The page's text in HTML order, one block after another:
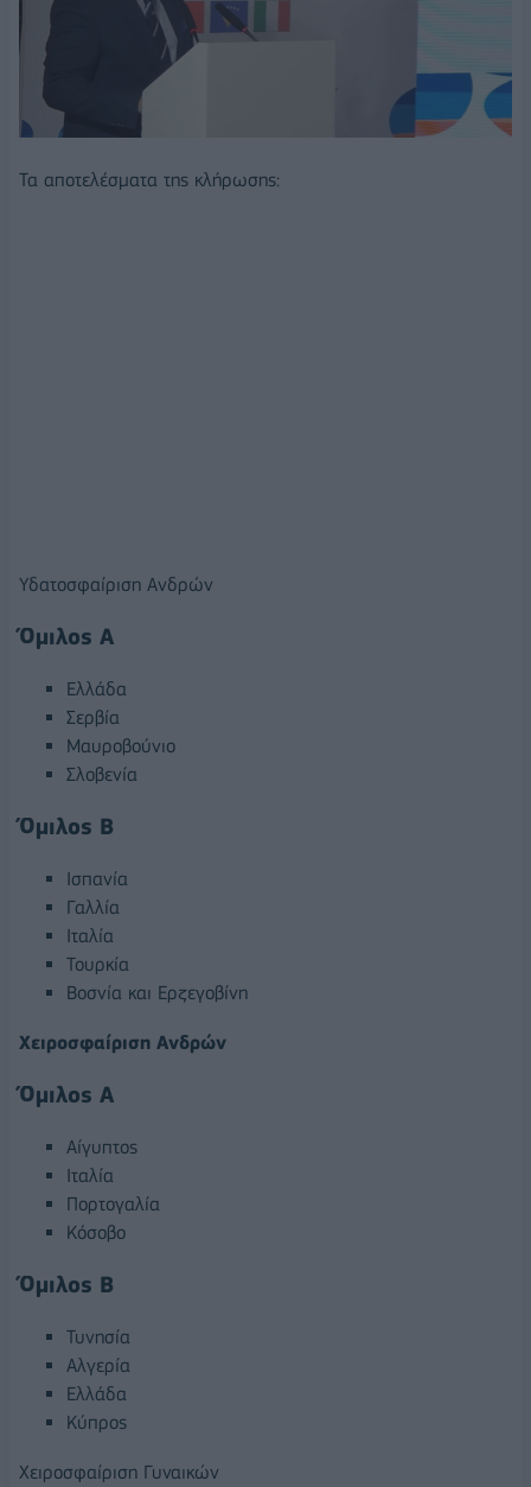
Τα αποτελέσματα της κλήρωσης:
Υδατοσφαίριση Ανδρών
Όμιλος Α
Ελλάδα
Σερβία
Μαυροβούνιο
Σλοβενία
Όμιλος Β
Ισπανία
Γαλλία
Ιταλία
Τουρκία
Βοσνία και Ερζεγοβίνη
Χειροσφαίριση Ανδρών
Όμιλος Α
Αίγυπτος
Ιταλία
Πορτογαλία
Κόσοβο
Όμιλος Β
Τυνησία
Αλγερία
Ελλάδα
Κύπρος
Χειροσφαίριση Γυναικών